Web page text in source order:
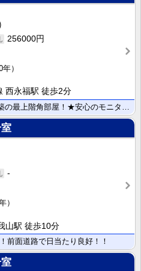
256000円
年）
西永福駅 徒歩2分
-
）
山駅 徒歩10分
前面道路で日当たり良好！！